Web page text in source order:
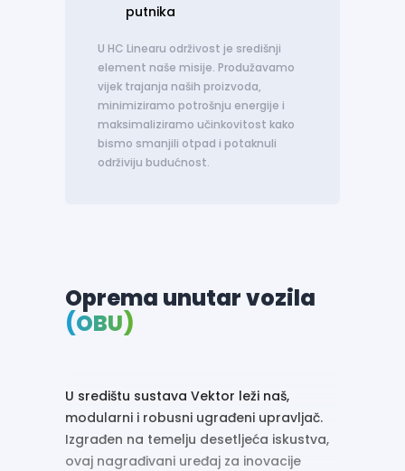
putnika
U HC Linearu održivost je središnji
element naše misije. Produžavamo
vijek trajanja naših proizvoda,
minimiziramo potrošnju energije i
maksimaliziramo učinkovitost kako
bismo smanjili otpad i potaknuli
održiviju budućnost.
Oprema unutar vozila
(OBU)
U središtu sustava Vektor leži naš,
modularni i robusni ugrađeni upravljač.
Izgrađen na temelju desetljeća iskustva,
ovaj nagrađivani uređaj za inovacije